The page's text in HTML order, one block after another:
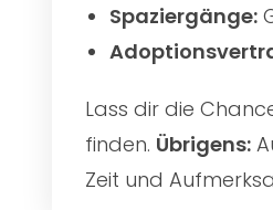
Spaziergänge:
Lass dir die
finden. Übrigens:
Zeit und